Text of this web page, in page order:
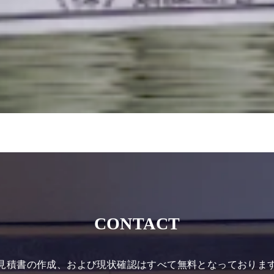
CONTACT
積書の作成、および現状確認はすべて無料となっておりま